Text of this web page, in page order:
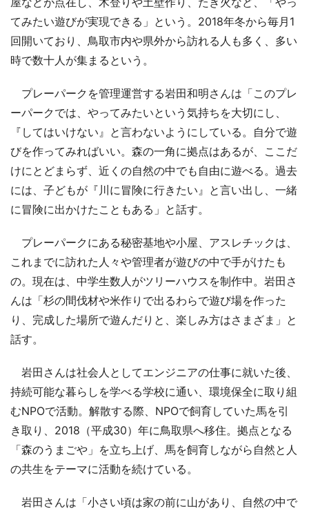
てみたい遊びが実現できる」という。2018年冬から毎月1
回開いており、鳥取市内や県外から訪れる人も多く、多い
時で数十人が集まるという。
プレーパークを管理運営する岩田和明さんは「このプレ
ーパークでは、やってみたいという気持ちを大切にし、
『してはいけない』と言わないようにしている。自分で遊
びを作ってみればいい。森の一角に拠点はあるが、ここだ
けにとどまらず、近くの自然の中でも自由に遊べる。過去
には、子どもが『川に冒険に行きたい』と言い出し、一緒
に冒険に出かけたこともある」と話す。
プレーパークにある秘密基地や小屋、アスレチックは、
これまでに訪れた人々や管理者が遊びの中で手がけたも
の。現在は、中学生数人がツリーハウスを制作中。岩田さ
んは「杉の間伐材や米作りで出るわらで遊び場を作った
り、完成した場所で遊んだりと、楽しみ方はさまざま」と
話す。
岩田さんは社会人としてエンジニアの仕事に就いた後、
持続可能な暮らしを学べる学校に通い、環境保全に取り組
むNPOで活動。解散する際、NPOで飼育していた馬を引
き取り、2018（平成30）年に鳥取県へ移住。拠点となる
「森のうまごや」を立ち上げ、馬を飼育しながら自然と人
の共生をテーマに活動を続けている。
岩田さんは「小さい頃は家の前に山があり、自然の中で